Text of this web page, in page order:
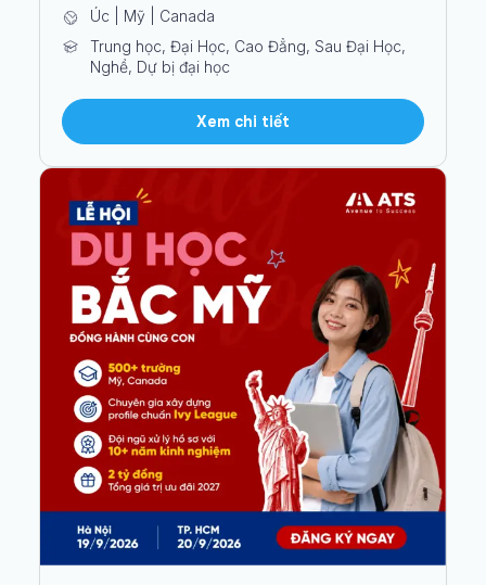
Úc | Mỹ | Canada
Trung học, Đại Học, Cao Đẳng, Sau Đại Học,
Nghề, Dự bị đại học
Xem chi tiết